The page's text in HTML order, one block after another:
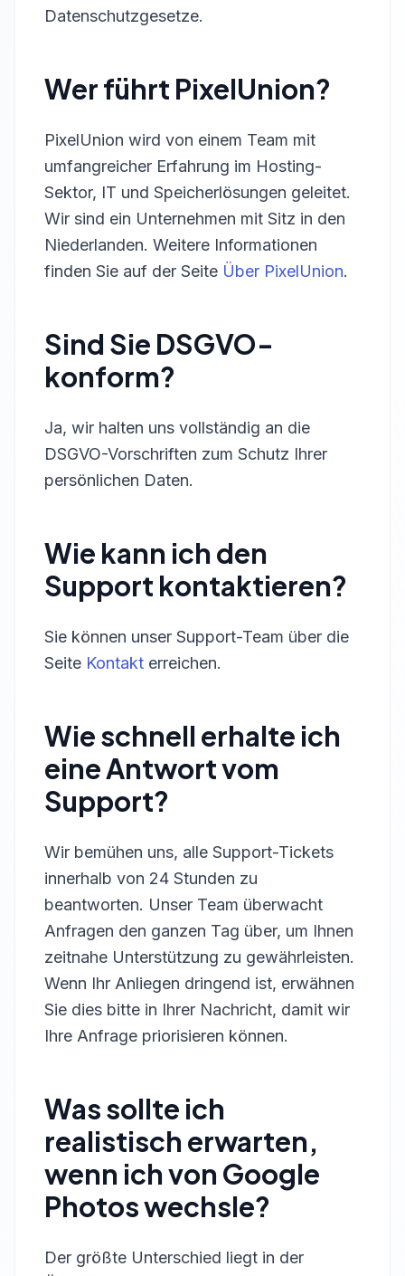
Datenschutzgesetze.
Wer führt PixelUnion?
PixelUnion wird von einem Team mit
umfangreicher Erfahrung im Hosting-
Sektor, IT und Speicherlösungen geleitet.
Wir sind ein Unternehmen mit Sitz in den
Niederlanden. Weitere Informationen
finden Sie auf der Seite Über PixelUnion.
Sind Sie DSGVO-
konform?
Ja, wir halten uns vollständig an die
DSGVO-Vorschriften zum Schutz Ihrer
persönlichen Daten.
Wie kann ich den
Support kontaktieren?
Sie können unser Support-Team über die
Seite Kontakt erreichen.
Wie schnell erhalte ich
eine Antwort vom
Support?
Wir bemühen uns, alle Support-Tickets
innerhalb von 24 Stunden zu
beantworten. Unser Team überwacht
Anfragen den ganzen Tag über, um Ihnen
zeitnahe Unterstützung zu gewährleisten.
Wenn Ihr Anliegen dringend ist, erwähnen
Sie dies bitte in Ihrer Nachricht, damit wir
Ihre Anfrage priorisieren können.
Was sollte ich
realistisch erwarten,
wenn ich von Google
Photos wechsle?
Der größte Unterschied liegt in der